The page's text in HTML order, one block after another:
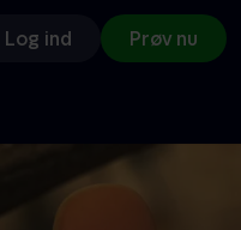
Log ind Prøv nu